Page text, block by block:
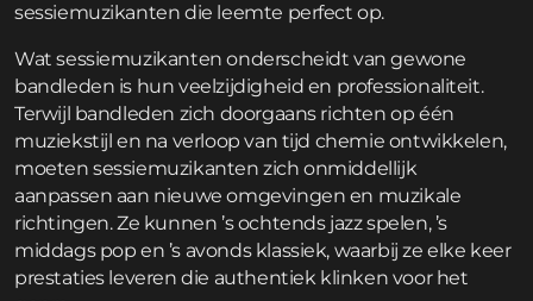
sessiemuzikanten die leemte perfect op.
Wat sessiemuzikanten onderscheidt van gewone
bandleden is hun veelzijdigheid en professionaliteit.
Terwijl bandleden zich doorgaans richten op één
muziekstijl en na verloop van tijd chemie ontwikkelen,
moeten sessiemuzikanten zich onmiddellijk
aanpassen aan nieuwe omgevingen en muzikale
richtingen. Ze kunnen ’s ochtends jazz spelen, ’s
middags pop en ’s avonds klassiek, waarbij ze elke keer
prestaties leveren die authentiek klinken voor het